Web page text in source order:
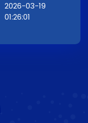
2026-03-19
01:26:01